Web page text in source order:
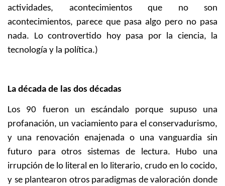
actividades, acontecimientos que no son
acontecimientos, parece que pasa algo pero no pasa
nada. Lo controvertido hoy pasa por la ciencia, la
tecnología y la política.)
La década de las dos décadas
Los 90 fueron un escándalo porque supuso una
profanación, un vaciamiento para el conservadurismo,
y una renovación enajenada o una vanguardia sin
futuro para otros sistemas de lectura. Hubo una
irrupción de lo literal en lo literario, crudo en lo cocido,
y se plantearon otros paradigmas de valoración donde